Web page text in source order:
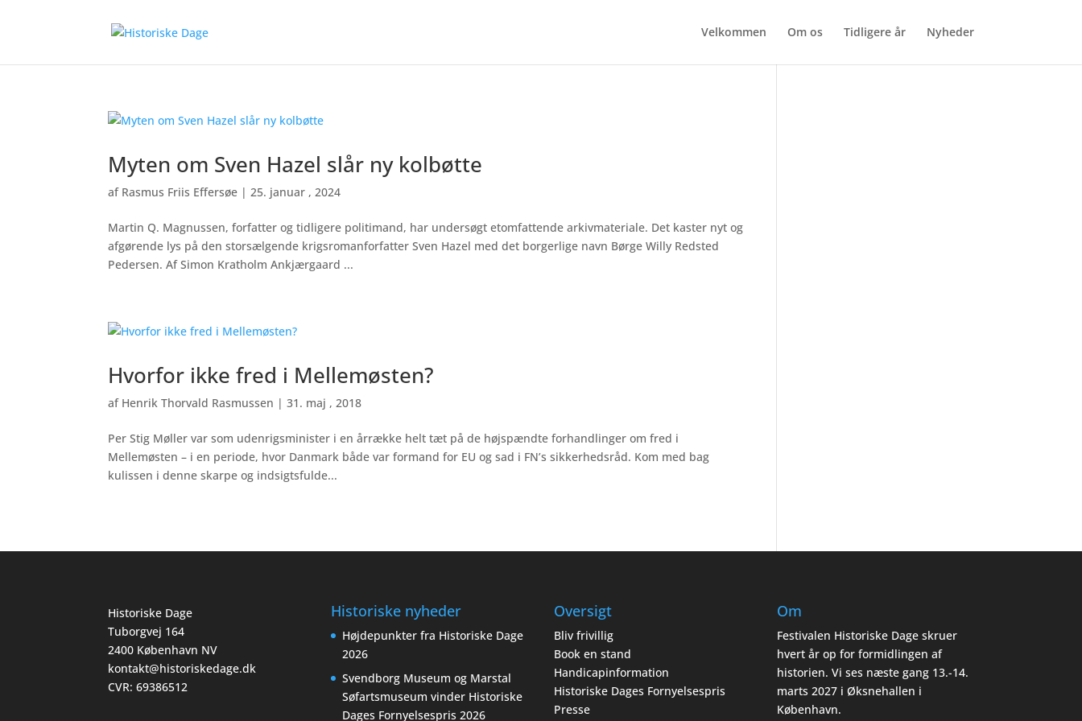
Velkommen Om os Tidligere år Nyheder
Myten om Sven Hazel slår ny kolbøtte
af Rasmus Friis Effersøe |25. januar , 2024
Martin Q. Magnussen, forfatter og tidligere politimand, har undersøgt etomfattende arkivmateriale. Det kaster nyt og
afgørende lys på den storsælgende krigsromanforfatter Sven Hazel med det borgerlige navn Børge Willy Redsted
Pedersen. Af Simon Kratholm Ankjærgaard ...
Hvorfor ikke fred i Mellemøsten?
af Henrik Thorvald Rasmussen |31. maj , 2018
Per Stig Møller var som udenrigsminister i en årrække helt tæt på de højspændte forhandlinger om fred i
Mellemøsten – i en periode, hvor Danmark både var formand for EU og sad i FN’s sikkerhedsråd. Kom med bag
kulissen i denne skarpe og indsigtsfulde...
Historiske Dage
Tuborgvej 164
2400 København NV
kontakt@historiskedage.dk
CVR: 69386512
Historiske nyheder
Højdepunkter fra Historiske Dage
2026
Svendborg Museum og Marstal
Søfartsmuseum vinder Historiske
Dages Fornyelsespris 2026
Oversigt
Bliv frivillig
Book en stand
Handicapinformation
Historiske Dages Fornyelsespris
Presse
Om
Festivalen Historiske Dage skruer
hvert år op for formidlingen af
historien. Vi ses næste gang 13.-14.
marts 2027 i Øksnehallen i
København.